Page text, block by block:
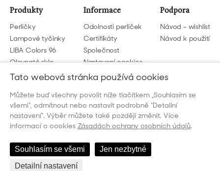
Produkty
Perličky
Lampové tyčinky
LIBA Colors 96
Olovnaté sklo
Informace
Odolnosti perliček
Certifikáty
Společnost
Nastavení cookies
GDPR
Podpora
Návod - wishlist
Návod k použití
Napište nám
beads@preciosa.com
Tato webová stránka používá cookies
Můžete buď všechny povolit níže tlačítkem „Souhlasím se
všemi“, odmítnout nebo nastavit podrobně "Detailní
nastavení". Výběr můžete také později změnit. Více
informací o cookies Zásadách ochrany osobních údajů.
Souhlasím se všemi
Jen nezbytné
Detailní nastavení